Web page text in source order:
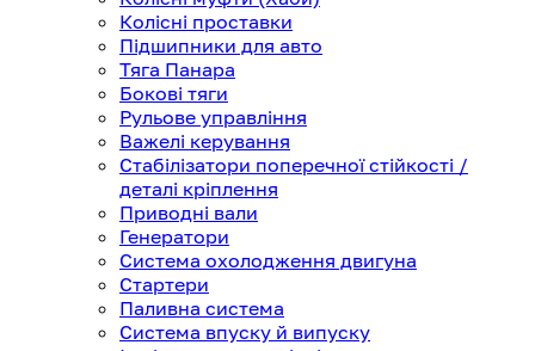
Колісні проставки
Підшипники для авто
Тяга Панара
Бокові тяги
Рульове управління
Важелі керування
Стабілізатори поперечної стійкості /
деталі кріплення
Приводні вали
Генератори
Система охолодження двигуна
Стартери
Паливна система
Система впуску й випуску